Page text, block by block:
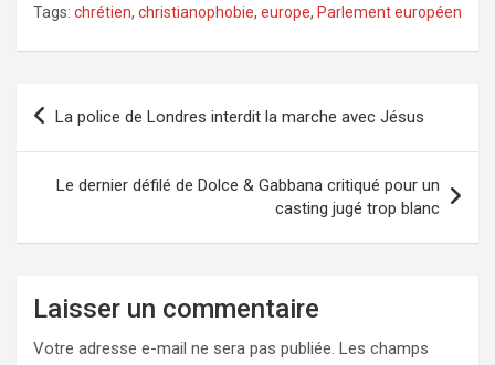
Tags: chrétien, christianophobie, europe, Parlement européen
Navigation
La police de Londres interdit la marche avec Jésus
Le dernier défilé de Dolce & Gabbana critiqué pour un
casting jugé trop blanc
Laisser un commentaire
Votre adresse e-mail ne sera pas publiée. Les champs